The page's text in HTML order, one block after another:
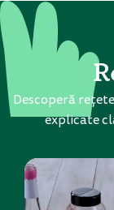
Descoperă
explicate